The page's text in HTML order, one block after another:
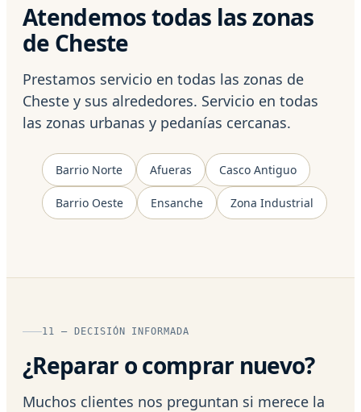
Atendemos todas las zonas
de Cheste
Prestamos servicio en todas las zonas de
Cheste y sus alrededores. Servicio en todas
las zonas urbanas y pedanías cercanas.
Barrio Norte Afueras Casco Antiguo
Barrio Oeste Ensanche Zona Industrial
11 — DECISIÓN INFORMADA
¿Reparar o comprar nuevo?
Muchos clientes nos preguntan si merece la